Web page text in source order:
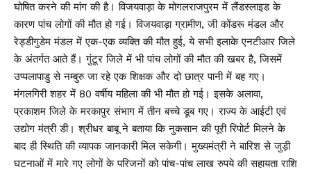
घोषित करने की मांग की है। विजयवाड़ा के मोगलराजपुरम में लैंडस्लाइड के
कारण पांच लोगों की मौत हो गई। विजयवाड़ा ग्रामीण, जी कोंडरू मंडल और
रेड्डीगुडेम मंडल में एक-एक व्यक्ति की मौत हुई, ये सभी इलाके एनटीआर जिले
के अंतर्गत आते हैं। गुंटूर जिले में भी पांच लोगों की मौत की खबर है, जिसमें
उप्पलापाडु से नम्बुरु जा रहे एक शिक्षक और दो छात्र पानी में बह गए।
मंगलगिरी शहर में 80 वर्षीय महिला की भी मौत हो गई। इसके अलावा,
प्रकाशम जिले के मरकापुर संभाग में तीन बच्चे डूब गए। राज्य के आईटी एवं
उद्योग मंत्री डी। श्रीधर बाबू ने बताया कि नुकसान की पूरी रिपोर्ट मिलने के
बाद ही स्थिति की व्यापक जानकारी मिल सकेगी। मुख्यमंत्री ने बारिश से जुड़ी
घटनाओं में मारे गए लोगों के परिजनों को पांच-पांच लाख रुपये की सहायता राशि